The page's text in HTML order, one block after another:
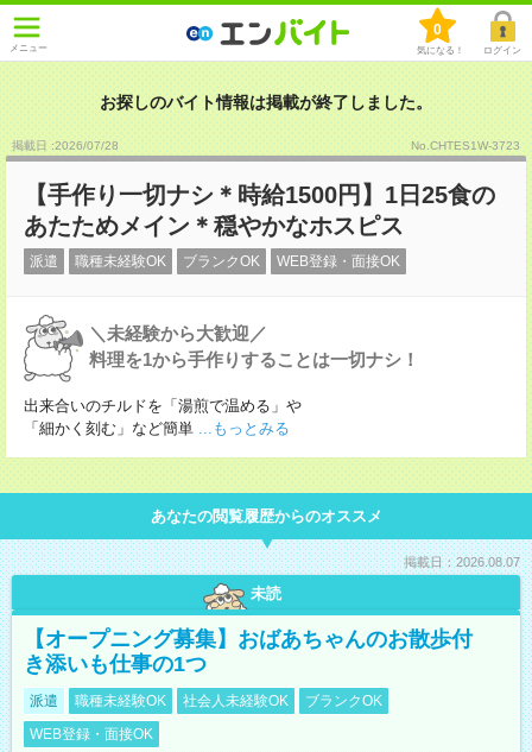
メニュー
0
気になる！ ログイン
お探しのバイト情報は掲載が終了しました。
掲載日 :2026/07/28 No.CHTES1W-3723
【手作り一切ナシ＊時給1500円】1日25食の
あたためメイン＊穏やかなホスピス
派遣 職種未経験OK ブランクOK WEB登録・面接OK
＼未経験から大歓迎／
料理を1から手作りすることは一切ナシ！
出来合いのチルドを「湯煎で温める」や
「細かく刻む」など簡単 ...もっとみる
あなたの閲覧履歴からのオススメ
掲載日：2026.08.07
未読
【オープニング募集】おばあちゃんのお散歩付
き添いも仕事の1つ
派遣 職種未経験OK 社会人未経験OK
ブランクOK
WEB登録・面接OK